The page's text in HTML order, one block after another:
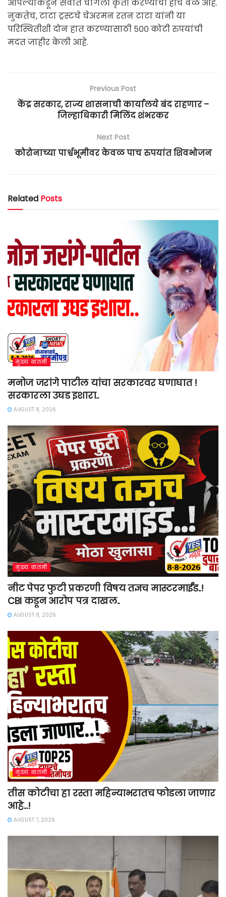
आपल्याकडून सर्वात चांगली कृती करण्याची हीच वेळ आहे.
नुकतेच, टाटा ट्रस्टचे चेअरमन रतन टाटा यांनी या
परिस्थितीशी दोन हात करण्यासाठी ५०० कोटी रुपयांची
मदत जाहीर केली आहे.
Previous Post
केंद्र सरकार, राज्य शासनाची कार्यालये बंद राहणार –
जिल्हाधिकारी मिलिंद शंभरकर
Next Post
कोरोनाच्या पार्श्वभूमीवर केवळ पाच रुपयांत शिवभोजन
Related Posts
मुख्य बातमी
मनोज जरांगे पाटील यांचा सरकारवर घणाघात !
सरकारला उघड इशारा..
AUGUST 8, 2026
मुख्य बातमी
नीट पेपर फुटी प्रकरणी विषय तज्ञच मास्टरमाईंड..!
CBI कडून आरोप पत्र दाखल..
AUGUST 8, 2026
मुख्य बातमी
तीस कोटीचा हा रस्ता महिन्याभरातच फोडला जाणार
आहे…!
AUGUST 7, 2026